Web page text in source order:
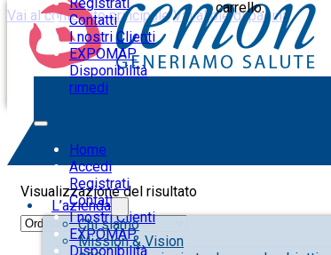
Vai al contenuto principale Vai al piè di pagina
Contatti
I nostri Clienti
EXPOMAP
Disponibilità
rimedi
Home
Accedi
Registrati
Contatti
I nostri Clienti
EXPOMAP
Disponibilità
carrello.
L’azienda
Chi siamo
Mission & Vision
metilsulfonilmetano
Visualizzazione del risultato